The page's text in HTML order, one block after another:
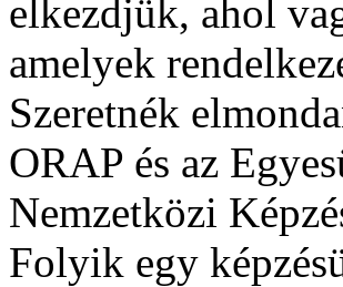
elkezdjük, ahol
amelyek
Szeretnék
ORAP és az
Nemzetközi
Folyik egy